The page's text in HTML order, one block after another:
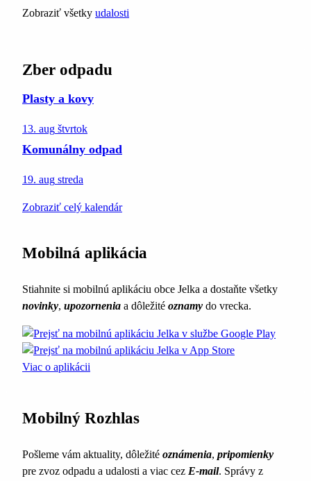
Zobraziť všetky udalosti
Zber odpadu
Plasty a kovy
13. aug štvrtok
Komunálny odpad
19. aug streda
Zobraziť celý kalendár
Mobilná aplikácia
Stiahnite si mobilnú aplikáciu obce Jelka a dostaňte všetky
novinky, upozornenia a dôležité oznamy do vrecka.
Viac o aplikácii
Mobilný Rozhlas
Pošleme vám aktuality, dôležité oznámenia, pripomienky
pre zvoz odpadu a udalosti a viac cez E-mail. Správy z